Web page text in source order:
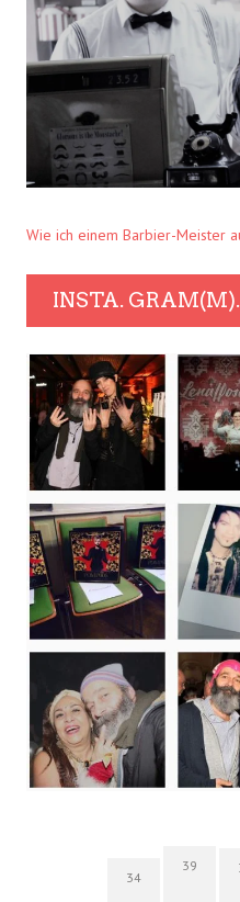
Wie ich einem Barbier-Meister
INSTA.
34
39